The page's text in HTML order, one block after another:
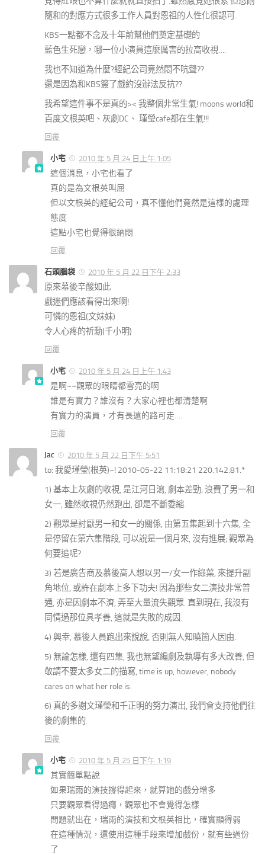
隨和的對應方式很多工作人員對恩祖的人性化很認可.
KBS一點都不念及十年前幫他們奠定基礎的
藍色生死戀，哪一位小演員這麼厲害的拉高收視….
我也不知道為什麼?經紀公司竟然悶不吭聲??
還是因為和KBS簽了戲約沒辦法反抗??
我希望這件事不是真的>< 我整個非常生氣! moons world和
百度文根英吧、灰劇DC、 瑾瑩cafe都在生氣!!!
回覆
小宅 2010 年 5 月 24 日上午 1:05
這個消息，小宅也看了
真的是為文根英叫屈
但以文根英的經紀公司，真不懂他們竟然是這樣的處理
態度
這點小宅也覺得很納悶
回覆
石頭腦袋 2010 年 5 月 22 日下午 2:33
原來幕後辛酸如此
戲迷們應該看得出來啊!
可憐的恩祖(文妹妹)
令人心疼的祈勳(千小明)
回覆
小宅 2010 年 5 月 24 日上午 1:43
是啊~~觀眾的眼睛都雪亮的啊
誰是有實力？誰沒有？大家心裡也都清楚啊
有實力的演員，才有長遠的路可走….
回覆
Jac 2010 年 5 月 22 日下午 5:51
to: 我愛瑾瑩(根英)~! 2010-05-22 11:18:21 220.142.81.*
1) 基本上灰劇的收視, 是江河日瀉, 劇本差勁; 浪費了男一和
女一, 雖然收視仍然跑出, 卻是不斷委縮.
2) 觀眾是討厭男一和女一的關係, 由第五集起到十六集, 全
是停留在第六集階段, 可以說是一個月來, 沒有進展; 觀眾為
何要追呢?
3) 若是廣告商及慕後高人想以男一/女一作綠葉, 來提升副
角地位, 或許在劇本上多下功夫! 因為那些女二演技非常普
通, 亦是因劇本不濟, 弄至大量流失觀眾. 直到現在, 我沒有
同情過那位具孝善, 這就是失敗的成因.
4) 興幸, 慕後人員跑出來說說, 否則無人知曉箇人因由.
5) 無論怎樣, 還有四集, 我也無望編劇及執導有多大改善, 但
敬請不要太多女二的描寫, time is up, however, nobody
cares on what her role is.
6) 真的多謝文瑾瑩和千正明的努力演出, 我們會支持他們往
後的劇集的.
回覆
小宅 2010 年 5 月 25 日下午 1:19
其實簡單點說
如果瑞雨的演技撐得起來，就算她的戲分增多
只要觀眾看得過癮，觀眾也不會覺得怎樣
問題就出在，瑞雨的演技和文根英相比，確實顯得弱
在這種情況，還使用這種手段來增加戲份，就有些過份
了